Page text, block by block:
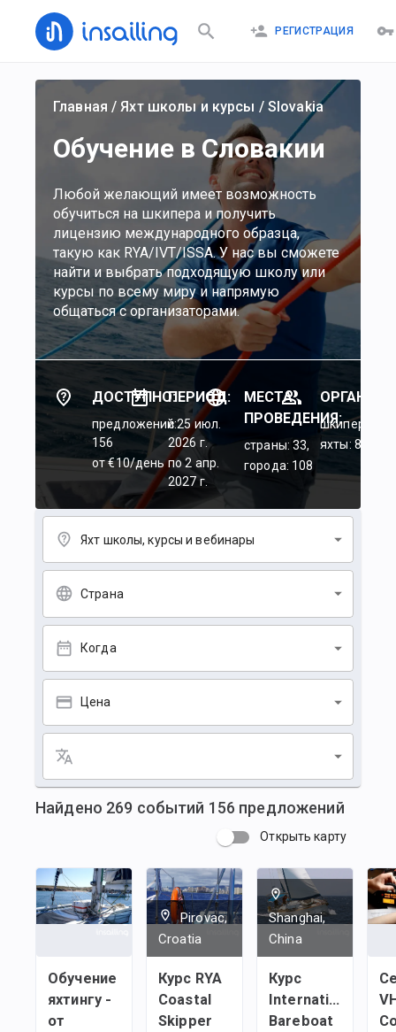
РЕГИСТРАЦИЯ
Главная /Яхт школы и курсы / Slovakia
Обучение в Словакии
Любой желающий имеет возможность
обучиться на шкипера и получить
лицензию международного образца,
такую как RYA/IVT/ISSA. У нас вы сможете
найти и выбрать подходящую школу или
курсы по всему миру и напрямую
общаться с организаторами.
ДОСТУПНО:
предложений:
156
от €10/день
ПЕРИОД:
c 25 июл.
2026 г.
по 2 апр.
2027 г.
МЕСТА
ПРОВЕДЕНИЯ:
страны: 33,
города: 108
шкиперы: 45,
яхты: 84
Яхт школы, курсы и вебинары
Страна
Когда
Цена
Найдено 269 событий 156 предложений
Открыть карту
Обучение
яхтингу -
от
Pirovac,
Croatia
Курс RYA
Coastal
Skipper
Shanghai,
China
Курс
International
Bareboat